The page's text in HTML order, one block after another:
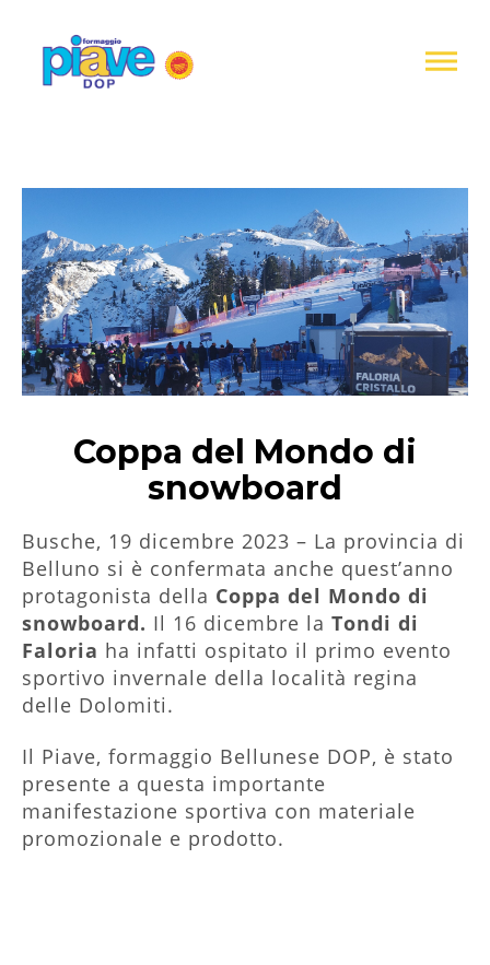
Coppa del Mondo di
snowboard
Busche, 19 dicembre 2023 – La provincia di
Belluno si è confermata anche quest’anno
protagonista della Coppa del Mondo di
snowboard. Il 16 dicembre la Tondi di
Faloria ha infatti ospitato il primo evento
sportivo invernale della località regina
delle Dolomiti.
Il Piave, formaggio Bellunese DOP, è stato
presente a questa importante
manifestazione sportiva con materiale
promozionale e prodotto.
raccolta